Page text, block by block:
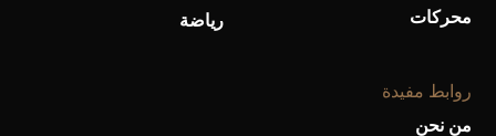
محركات رياضة
روابط مفيدة
من نحن